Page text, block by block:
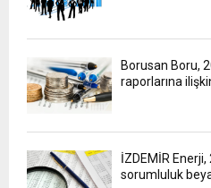
Borusan Boru,
raporlarına
İZDEMİR Enerji,
sorumluluk